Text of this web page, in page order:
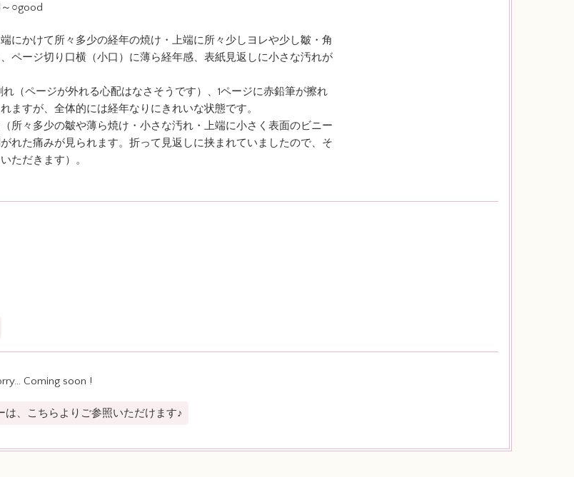
○good
にかけて所々多少の経年の焼け・上端に所々少しヨレや少し皺・角
ページ切り口横（小口）に薄ら経年感、表紙見返しに小さな汚れが
れ（ページが外れる心配はなさそうです）、1ページに赤鉛筆が擦れ
ますが、全体的には経年なりにきれいな状態です。
所々多少の皺や薄ら焼け・小さな汚れ・上端に小さく表面のビニー
れた痛みが見られます。折って見返しに挟まれていましたので、そ
ただきます）。
Coming soon !
は、こちらよりご参照いただけます♪